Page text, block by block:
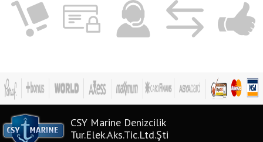
CSY Marine Denizcilik
Tur.Elek.Aks.Tic.Ltd.Şti